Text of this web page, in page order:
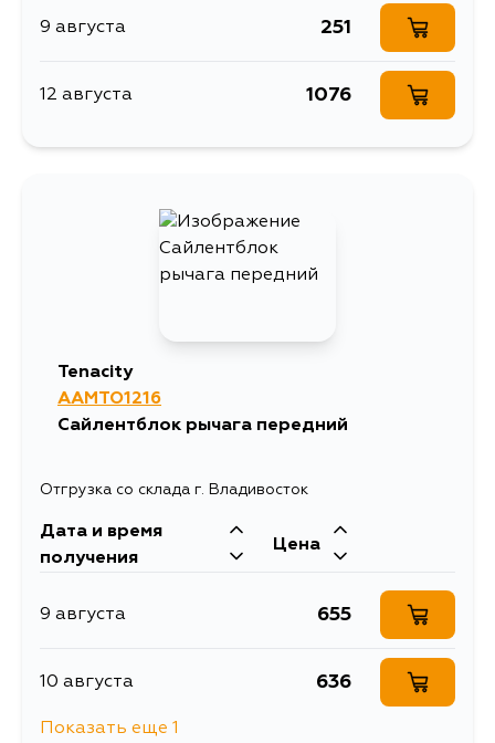
9 августа 251
12 августа 1076
Tenacity
AAMTO1216
Сайлентблок рычага передний
Отгрузка со склада г. Владивосток
Дата и время
получения
Цена
9 августа 655
10 августа 636
Показать еще 1